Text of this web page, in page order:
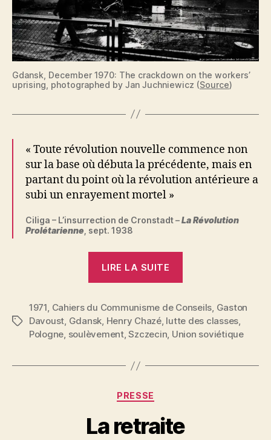
Gdansk, December 1970: The crackdown on the workers’
uprising, photographed by Jan Juchniewicz (Source)
« Toute révolution nouvelle commence non
sur la base où débuta la précédente, mais en
partant du point où la révolution antérieure a
subi un enrayement mortel »
Ciliga – L’insurrection de Cronstadt –La Révolution
Prolétarienne , sept. 1938
LIRE LA SUITE
De
Cronstadt
à
Étiquettes
1971, Cahiers du Communisme de Conseils, Gaston
Davoust, Gdansk, Henry Chazé, lutte des classes,
Pologne, soulèvement,Szczecin, Union soviétique
Catégories
PRESSE
La retraite
r